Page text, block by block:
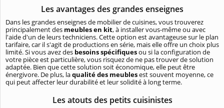
Les avantages des grandes enseignes
Dans les grandes enseignes de mobilier de cuisines, vous trouverez
principalement des meubles en kit, à installer vous-même ou avec
l'aide d'un de leurs techniciens. Cette option est avantageuse sur le plan
tarifaire, car il s'agit de productions en série, mais elle offre un choix plus
limité. Si vous avez des besoins spécifiquesou si la configuration de
votre pièce est particulière, vous risquez de ne pas trouver de solution
adaptée. Bien que cette solution soit économique, elle peut être
énergivore. De plus, laqualité des meublesest souvent moyenne, ce
qui peut affecter leur durabilité et leur solidité à long terme.
Les atouts des petits cuisinistes